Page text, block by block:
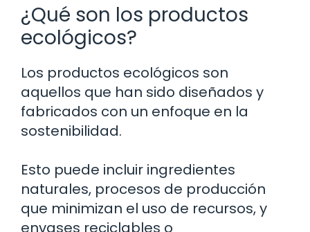
¿Qué son los productos
ecológicos?
Los productos ecológicos son
aquellos que han sido diseñados y
fabricados con un enfoque en la
sostenibilidad.
Esto puede incluir ingredientes
naturales, procesos de producción
que minimizan el uso de recursos, y
envases reciclables o